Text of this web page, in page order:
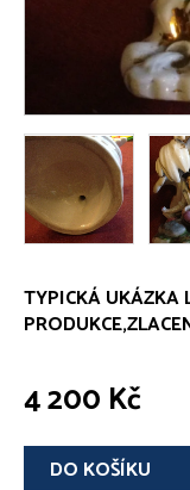
TYPICKÁ UKÁZKA
4 200 Kč
DO KOŠÍKU